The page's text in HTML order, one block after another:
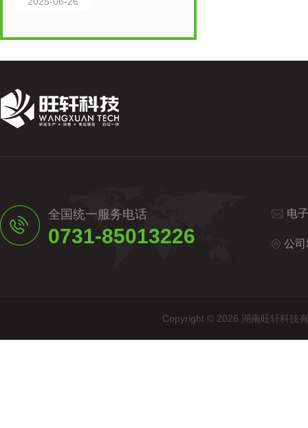
全国统一服务电话
0731-85013226
电
公
Copyright © 2026 湖南旺轩科技